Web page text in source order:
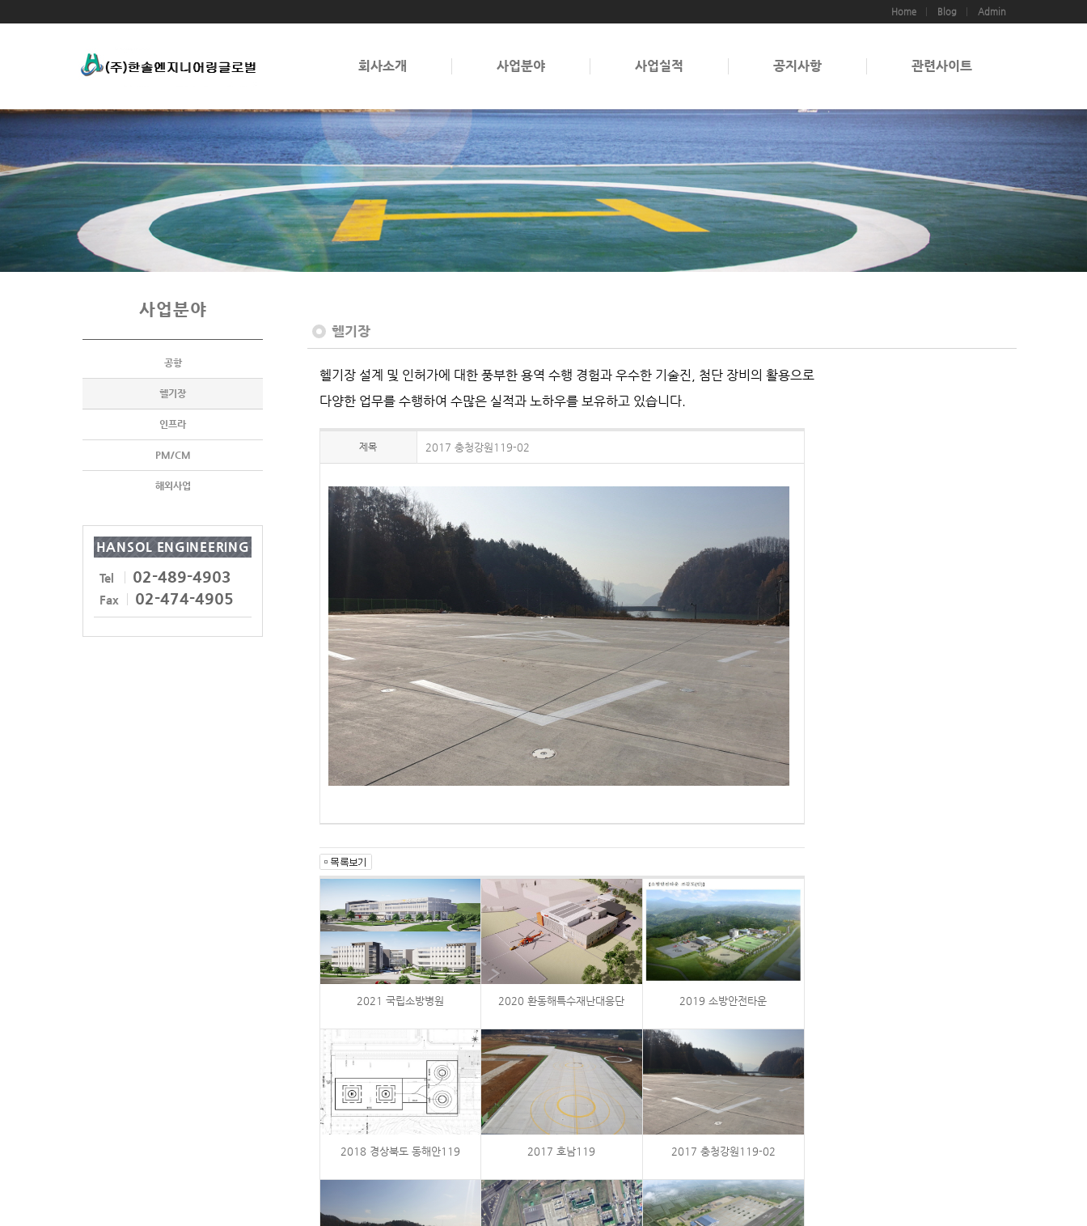
Home Blog Admin
회사소개 사업분야 사업실적 공지사항 관련사이트
사업분야
공항
헬기장
인프라
PM/CM
해외사업
HANSOL ENGINEERING
Tel 02-489-4903
Fax 02-474-4905
헬기장
헬기장 설계 및 인허가에 대한 풍부한 용역 수행 경험과 우수한 기술진, 첨단 장비의 활용으로
다양한 업무를 수행하여 수많은 실적과 노하우를 보유하고 있습니다.
제목 2017 충청강원119-02
2021 국립소방병원 2020 환동해특수재난대응단 2019 소방안전타운
2018 경상북도 동해안119 2017 호남119 2017 충청강원119-02